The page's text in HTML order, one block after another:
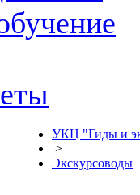
УКЦ "Гиды и
>
Экскурсоводы